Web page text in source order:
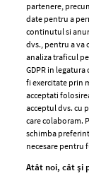
ELLE
2024
Despre
partenere,
date pentru a
continutul si
dvs., pentru a va
analiza traficul
GDPR in
fi exercitate prin
acceptati
acceptul dvs. cu
care colaboram.
schimba
necesare pentru
Atât noi, cât și